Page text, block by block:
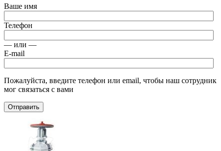
Ваше имя
Телефон
— или —
E-mail
Пожалуйста, введите телефон или email, чтобы наш сотрудник
мог связаться с вами
Отправить